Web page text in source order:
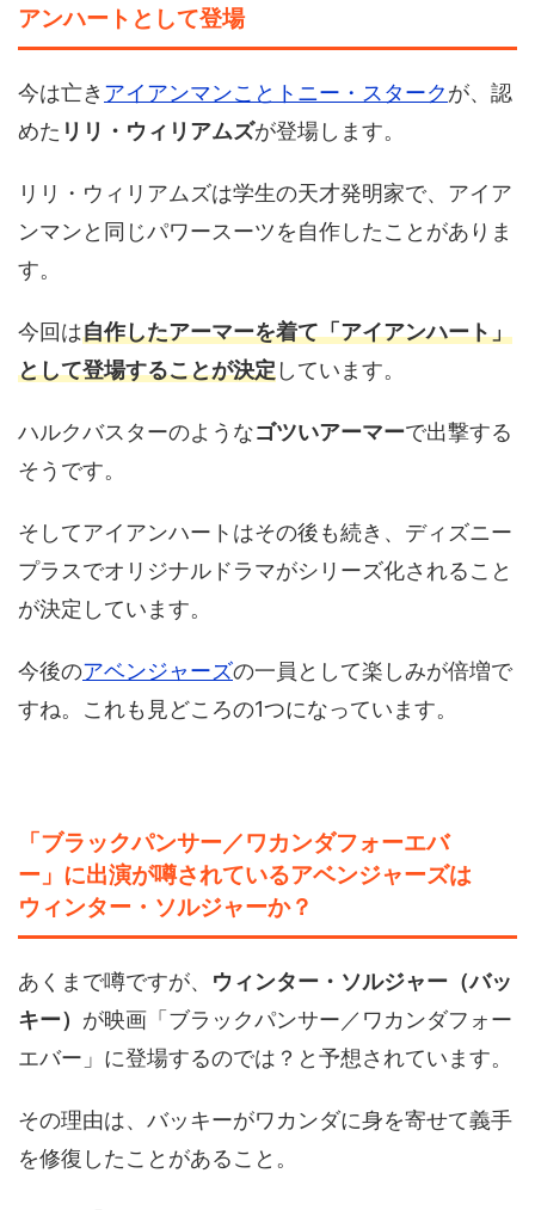
アンハートとして登場
今は亡き アイアンマンことトニー・スタークが、認
めた リリ・ウィリアムズが登場します。
リリ・ウィリアムズは学生の天才発明家で、アイア
ンマンと同じパワースーツを自作したことがありま
す。
今回は自作したアーマーを着て「アイアンハート」
として登場することが決定しています。
ハルクバスターのようなゴツいアーマーで出撃する
そうです。
そしてアイアンハートはその後も続き、ディズニー
プラスでオリジナルドラマがシリーズ化されること
が決定しています。
今後のアベンジャーズの一員として楽しみが倍増で
すね。これも見どころの1つになっています。
「ブラックパンサー／ワカンダフォーエバ
ー」に出演が噂されているアベンジャーズは
ウィンター・ソルジャーか？
あくまで噂ですが、 ウィンター・ソルジャー（バッ
キー） が映画「ブラックパンサー／ワカンダフォー
エバー」に登場するのでは？と予想されています。
その理由は、バッキーがワカンダに身を寄せて義手
を修復したことがあること。